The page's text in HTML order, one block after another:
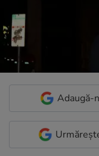
Adaugă-